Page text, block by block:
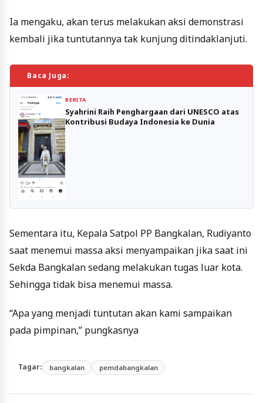
Ia mengaku, akan terus melakukan aksi demonstrasi
kembali jika tuntutannya tak kunjung ditindaklanjuti.
Baca Juga:
BERITA
Syahrini Raih Penghargaan dari UNESCO atas
Kontribusi Budaya Indonesia ke Dunia
Sementara itu, Kepala Satpol PP Bangkalan, Rudiyanto
saat menemui massa aksi menyampaikan jika saat ini
Sekda Bangkalan sedang melakukan tugas luar kota.
Sehingga tidak bisa menemui massa.
“Apa yang menjadi tuntutan akan kami sampaikan
pada pimpinan,” pungkasnya
Tagar: bangkalan pemdabangkalan